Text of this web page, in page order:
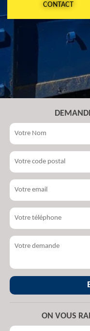
CONTACT
ON VOUS